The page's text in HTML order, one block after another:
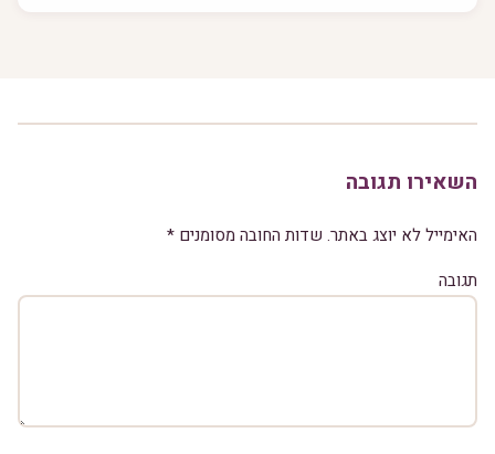
השאירו תגובה
האימייל לא יוצג באתר. שדות החובה מסומנים *
תגובה